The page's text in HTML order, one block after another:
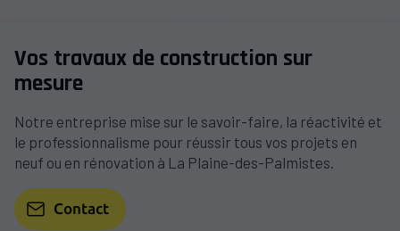
Vos travaux de construction sur
mesure
Notre entreprise mise sur le savoir-faire, la réactivité et
le professionnalisme pour réussir tous vos projets en
neuf ou en rénovation à La Plaine-des-Palmistes.
Contact